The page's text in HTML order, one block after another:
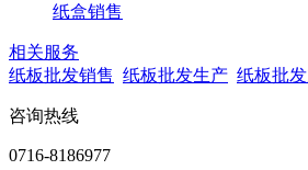
纸盒销售
相关服务
纸板批发销售 纸板批发生产 纸板批
咨询热线
0716-8186977